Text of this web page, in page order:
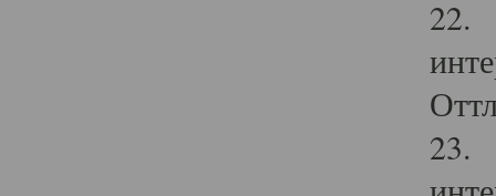
22.
23.